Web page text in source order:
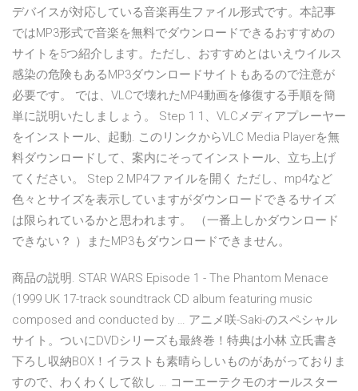
デバイスが対応している音楽再生ファイル形式です。本記事
ではMP3形式で音楽を無料でダウンロードできるおすすめの
サイトを5つ紹介します。ただし、おすすめとはいえウイルス
感染の危険もあるMP3ダウンロードサイトもあるので注意が
必要です。 では、VLCで壊れたMP4動画を修復する手順を簡
単に説明いたしましょう。 Step 1 1、VLCメディアプレーヤー
をインストール、起動. このリンクからVLC Media Playerを無
料ダウンロードして、案内にそってインストール、立ち上げ
てください。 Step 2 MP4ファイルを開く ただし、mp4など
色々とサイズを表示していますがダウンロードできるサイズ
は限られているかと思われます。 （一番上しかダウンロード
できない？ ）またMP3もダウンロードできません。
商品の説明. STAR WARS Episode 1 - The Phantom Menace
(1999 UK 17-track soundtrack CD album featuring music
composed and conducted by … アニメ咲-Saki-のスペシャル
サイト。ついにDVDシリーズも最終巻！特典は小林 立氏書き
下ろし収納BOX！イラストも素晴らしいものがあがっておりま
すので、わくわくして欲し … コーエーテクモのオールスター